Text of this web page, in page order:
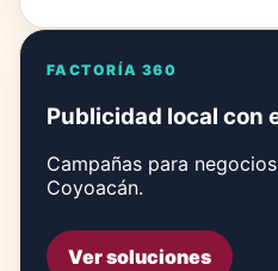
FACTORÍA 360
Publicidad local con
Campañas para
Coyoacán.
Ver soluciones